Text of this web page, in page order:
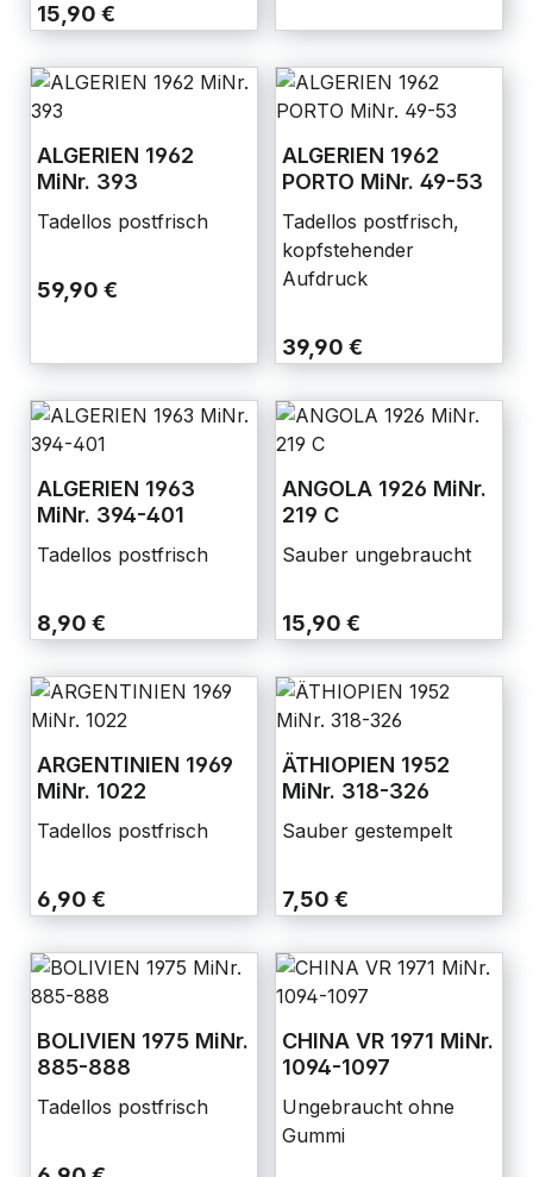
15,90 €
ALGERIEN 1962
MiNr. 393
Tadellos postfrisch
59,90 €
ALGERIEN 1962
PORTO MiNr. 49-53
Tadellos postfrisch,
kopfstehender
Aufdruck
39,90 €
ALGERIEN 1963
MiNr. 394-401
Tadellos postfrisch
8,90 €
ANGOLA 1926 MiNr.
219 C
Sauber ungebraucht
15,90 €
ARGENTINIEN 1969
MiNr. 1022
Tadellos postfrisch
6,90 €
ÄTHIOPIEN 1952
MiNr. 318-326
Sauber gestempelt
7,50 €
BOLIVIEN 1975 MiNr.
885-888
Tadellos postfrisch
CHINA VR 1971 MiNr.
1094-1097
Ungebraucht ohne
Gummi